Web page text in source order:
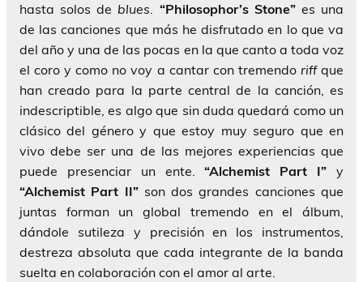
hasta solos de blues. “Philosophor’s Stone”es una
de las canciones que más he disfrutado en lo que va
del año y una de las pocas en la que canto a toda voz
el coro y como no voy a cantar con tremendo riffque
han creado para la parte central de la canción, es
indescriptible, es algo que sin duda quedará como un
clásico del género y que estoy muy seguro que en
vivo debe ser una de las mejores experiencias que
puede presenciar un ente.“Alchemist Part I” y
“Alchemist Part II”son dos grandes canciones que
juntas forman un global tremendo en el álbum,
dándole sutileza y precisión en los instrumentos,
destreza absoluta que cada integrante de la banda
suelta en colaboración con el amor al arte.